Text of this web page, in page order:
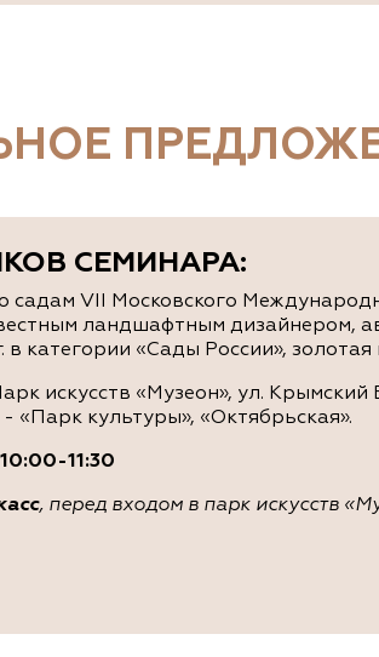
СЕМИНАРА:
садам VII Московского
ландшафтным дизайнером,
г. в категории «Сады России»,
искусств «Музеон», ул. Крымский
«Парк культуры», «Октябрьская».
11:30
, перед входом в парк искусств